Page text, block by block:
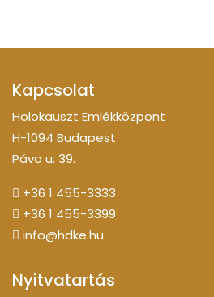
Kapcsolat
Holokauszt Emlékközpont
H-1094 Budapest
Páva u. 39.
+36 1 455-3333
+36 1 455-3399
info@hdke.hu
Nyitvatartás